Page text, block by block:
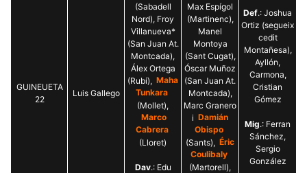
GUINEUETA
22
Luis Gallego
(Sabadell
Nord), Froy
Villanueva*
(San Juan At.
Montcada),
Álex Ortega
(Rubí), Maha
Tunkara
(Mollet),
Marco
Cabrera
(Lloret)
Dav.: Edu
Max Espígol
(Martinenc),
Manel
Montoya
(Sant Cugat),
Óscar Muñoz
(San Juan At.
Montcada),
Marc Granero
i Damián
Obispo
(Sants), Éric
Coulibaly
(Martorell),
Def.: Joshua
Ortiz (segueix
cedit
Montañesa),
Ayllón,
Carmona,
Cristian
Gómez
Mig.: Ferran
Sánchez,
Sergio
González